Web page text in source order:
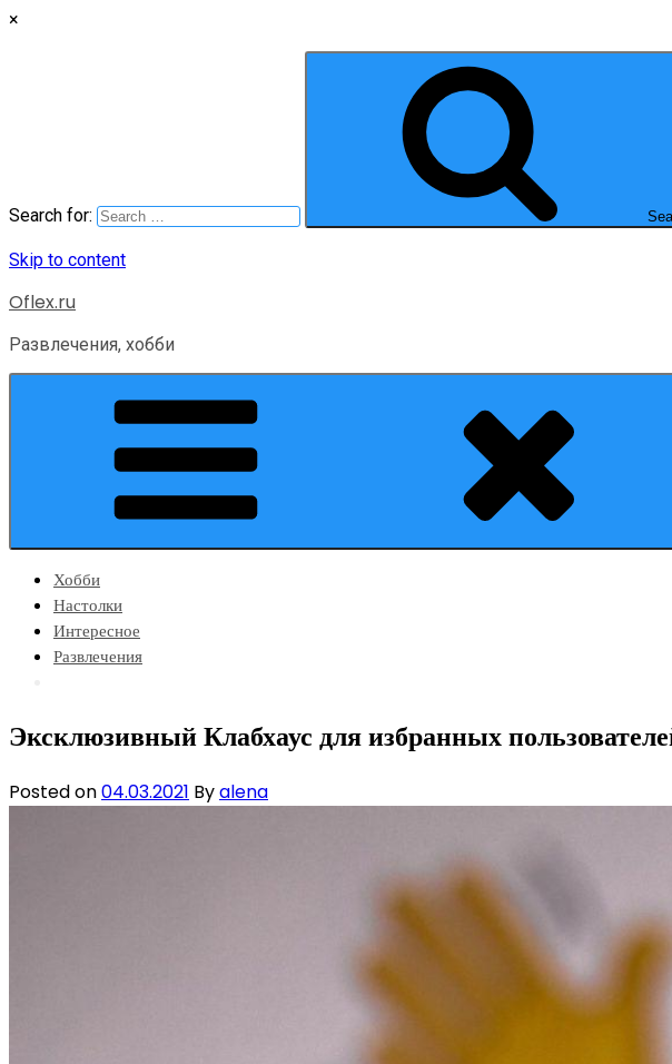
×
Search for:
Skip to content
Oflex.ru
Развлечения, хобби
Хобби
Настолки
Интересное
Развлечения
Эксклюзивный Клабхаус для избранных
Posted on04.03.2021 Byalena